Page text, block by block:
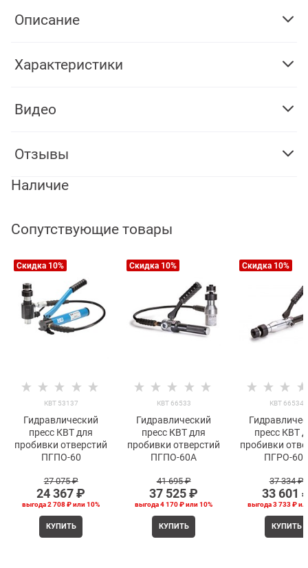
Описание
Характеристики
Видео
Отзывы
Наличие
Сопутствующие товары
Скидка 10%
КВТ 53137
Гидравлический
пресс КВТ для
пробивки отверстий
ПГПО-60
27 075 ₽
24 367 ₽
выгода2 708 ₽или10%
КУПИТЬ
Скидка 10%
КВТ 66533
Гидравлический
пресс КВТ для
пробивки отверстий
ПГПО-60А
41 695 ₽
37 525 ₽
выгода4 170 ₽или10%
КУПИТЬ
Скидка 10%
КВТ 66534
пресс КВТ
пробивки
ПГРО-
37 334 ₽
33 601
выгода3 733 ₽
КУПИТЬ